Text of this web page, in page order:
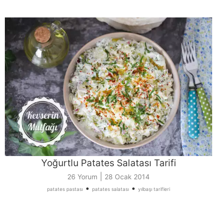
Yoğurtlu Patates Salatası Tarifi
26 Yorum 28 Ocak 2014
patates pastası • patates salatası • yılbaşı tarifleri